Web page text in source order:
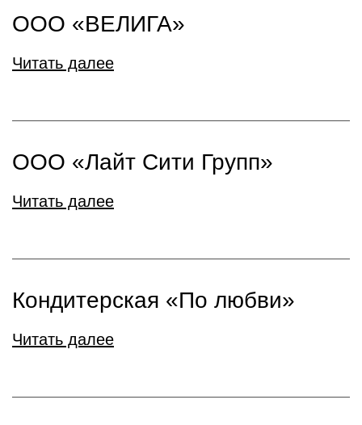
ООО «ВЕЛИГА»
Читать далее
ООО «Лайт Сити Групп»
Читать далее
Кондитерская «По любви»
Читать далее